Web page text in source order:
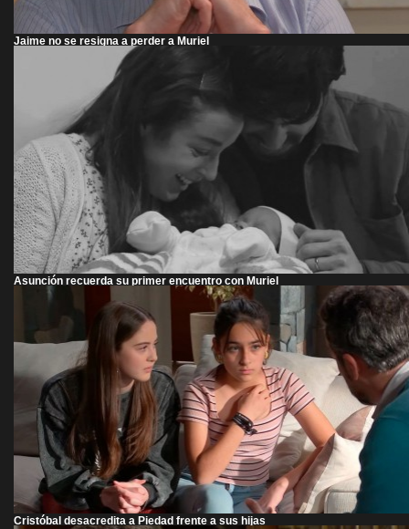
Jaime no se resigna a perder a Muriel
Asunción recuerda su primer encuentro con Muriel
Cristóbal desacredita a Piedad frente a sus hijas